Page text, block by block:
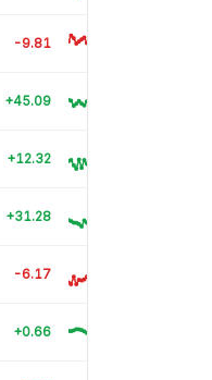
-9.81
+45.09
+12.32
+31.28
-6.17
+0.66